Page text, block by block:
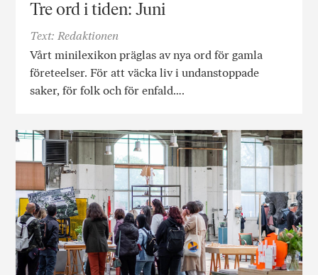
Tre ord i tiden: Juni
Text: Redaktionen
Vårt minilexikon präglas av nya ord för gamla
företeelser. För att väcka liv i undanstoppade
saker, för folk och för enfald….